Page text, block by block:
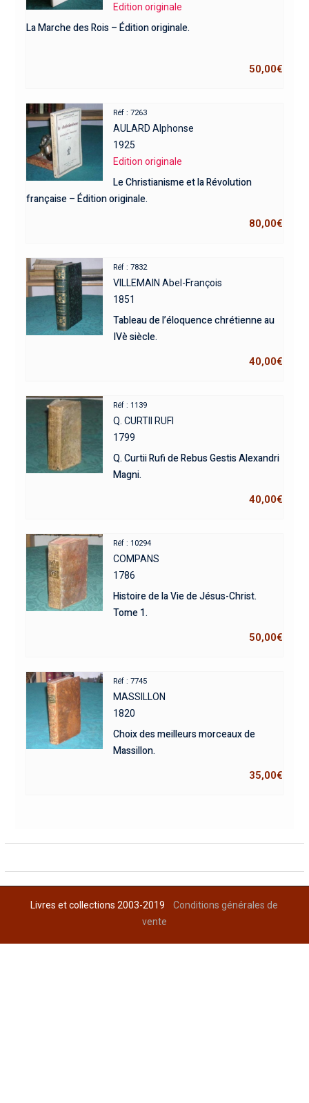
Edition originale
La Marche des Rois – Édition originale.
50,00€
Réf : 7263
AULARD Alphonse
1925
Edition originale
Le Christianisme et la Révolution
française – Édition originale.
80,00€
Réf : 7832
VILLEMAIN Abel-François
1851
Tableau de l’éloquence chrétienne au
IVè siècle.
40,00€
Réf : 1139
Q. CURTII RUFI
1799
Q. Curtii Rufi de Rebus Gestis Alexandri
Magni.
40,00€
Réf : 10294
COMPANS
1786
Histoire de la Vie de Jésus-Christ.
Tome 1.
50,00€
Réf : 7745
MASSILLON
1820
Choix des meilleurs morceaux de
Massillon.
35,00€
Livres et collections 2003-2019Conditions générales de
vente